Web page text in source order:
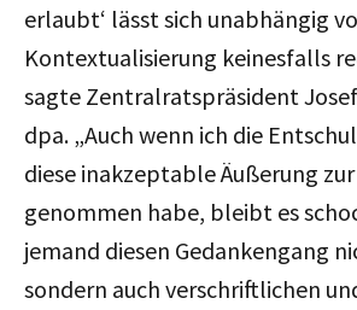
erlaubt‘ lässt sich unabhängig
Kontextualisierung keinesfalls
sagte Zentralratspräsident
dpa. „Auch wenn ich die
diese inakzeptable Äußerung
genommen habe, bleibt es
jemand diesen Gedankengang
sondern auch verschriftlichen